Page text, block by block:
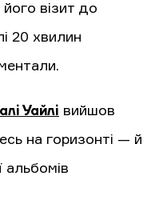
візит до
20 хвилин
Уайлі вийшов
на горизонті — й
альбомів